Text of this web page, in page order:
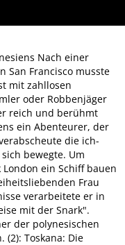
Nach einer
San Francisco musste
mit zahllosen
oder Robbenjäger
reich und berühmt
ein Abenteurer, der
die ich-
bewegte. Um
ein Schiff bauen
Frau
verarbeitete er in
mit der Snark".
der polynesischen
Toskana: Die